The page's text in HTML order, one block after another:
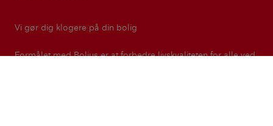
Vi gør dig klogere på din bolig
Formålet med Bolius er at forbedre livskvaliteten for alle ved